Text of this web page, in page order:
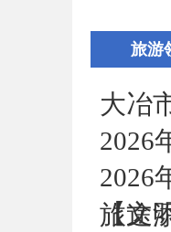
旅游
大冶
2026
2026
旅途
【文